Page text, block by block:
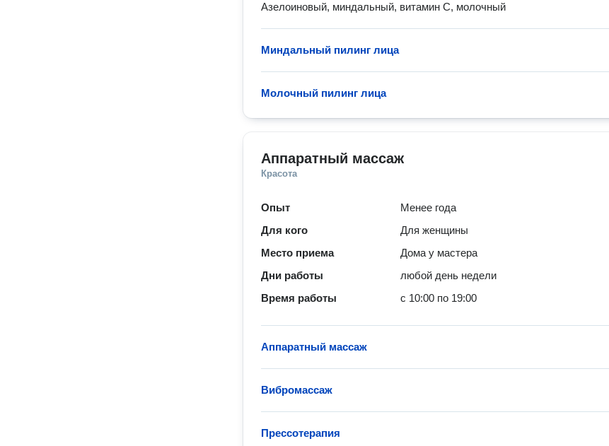
Азелоиновый, миндальный, витамин С, молочный
Миндальный пилинг лица
Молочный пилинг лица
Аппаратный массаж
Красота
Опыт
Менее года
Для кого
Для женщины
Место приема
Дома у мастера
Дни работы
любой день недели
Время работы
с 10:00 по 19:00
Аппаратный массаж
Вибромассаж
Прессотерапия